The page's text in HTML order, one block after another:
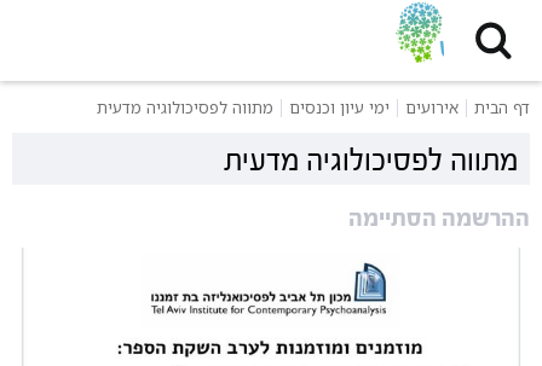
דף הבית אירועים ימי עיון וכנסים מתווה לפסיכולוגיה מדעית
מתווה לפסיכולוגיה מדעית
ההרשמה הסתיימה